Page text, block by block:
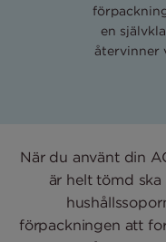
en
återvinner
När du använt din
är helt tömd
förpackningen att